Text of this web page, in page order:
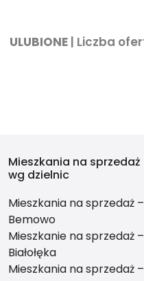
ULUBIONE | Liczba
Mieszkania na sprzedaż
wg dzielnic
Mieszkania na sprzedaż –
Bemowo
Mieszkanie na sprzedaż –
Białołęka
Mieszkania na sprzedaż –